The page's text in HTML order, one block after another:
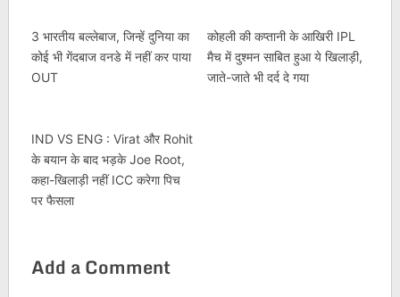
3 भारतीय बल्लेबाज, जिन्हें दुनिया का
कोई भी गेंदबाज वनडे में नहीं कर पाया
OUT
कोहली की कप्तानी के आखिरी IPL
मैच में दुश्मन साबित हुआ ये खिलाड़ी,
जाते-जाते भी दर्द दे गया
IND VS ENG : Virat और Rohit
के बयान के बाद भड़के Joe Root,
कहा-खिलाड़ी नहीं ICC करेगा पिच
पर फैसला
Add a Comment